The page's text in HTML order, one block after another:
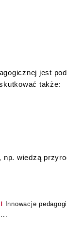
jest
także:
np. wiedzą
Innowacje